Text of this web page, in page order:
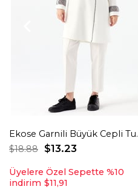
Ekose
$13.23
$18.88
Üyelere Özel Sepette %10
indirim $11,91